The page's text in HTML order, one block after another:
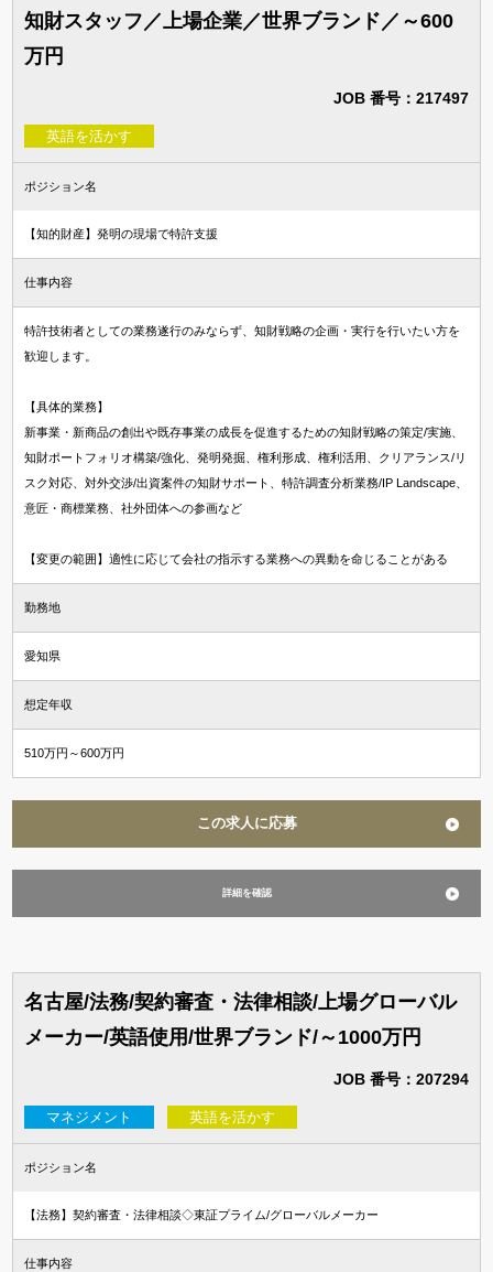
知財スタッフ／上場企業／世界ブランド／～600
万円
JOB 番号：217497
英語を活かす
ポジション名
【知的財産】発明の現場で特許支援
仕事内容
特許技術者としての業務遂行のみならず、知財戦略の企画・実行を行いたい方を
歓迎します。
【具体的業務】
新事業・新商品の創出や既存事業の成長を促進するための知財戦略の策定/実施、
知財ポートフォリオ構築/強化、発明発掘、権利形成、権利活用、クリアランス/リ
スク対応、対外交渉/出資案件の知財サポート、特許調査分析業務/IP Landscape、
意匠・商標業務、社外団体への参画など
【変更の範囲】適性に応じて会社の指示する業務への異動を命じることがある
勤務地
愛知県
想定年収
510万円～600万円
この求人に応募
詳細を確認
名古屋/法務/契約審査・法律相談/上場グローバル
メーカー/英語使用/世界ブランド/～1000万円
JOB 番号：207294
マネジメント 英語を活かす
ポジション名
【法務】契約審査・法律相談◇東証プライム/グローバルメーカー
仕事内容